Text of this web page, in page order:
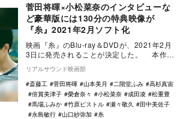
菅田将暉×小松菜奈のインタビューな
ど豪華版には130分の特典映像が
『糸』2021年2月ソフト化
映画『糸』のBlu-ray＆DVDが、2021年2月
3日に発売されることが決定した。 本作
は、シンガーソングライター中島みゆ…
リアルサウンド映画部
斎藤工
菅田将暉 山本美月 二階堂ふみ
高杉真宙
倍賞美津子
榮倉奈々 小松菜奈 成田凌
松重豊
馬場ふみか
竹原ピストル 瀬々敬久
田中美佐子
永島敏行
山口紗弥加 糸